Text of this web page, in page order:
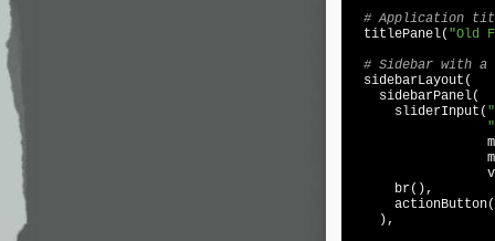
# Application
  titlePanel(
"Old
# Sidebar with
  sidebarLayout(
    sidebarPanel(
      sliderInput(
      br(),
      actionButton(
    ),